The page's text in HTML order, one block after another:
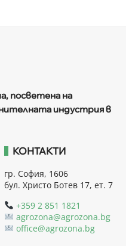
посветена на
индустрия в
КОНТАКТИ
гр. София, 1606
бул. Христо Ботев 17, ет. 7
+359 2 851 1821
agrozona@agrozona.bg
office@agrozona.bg